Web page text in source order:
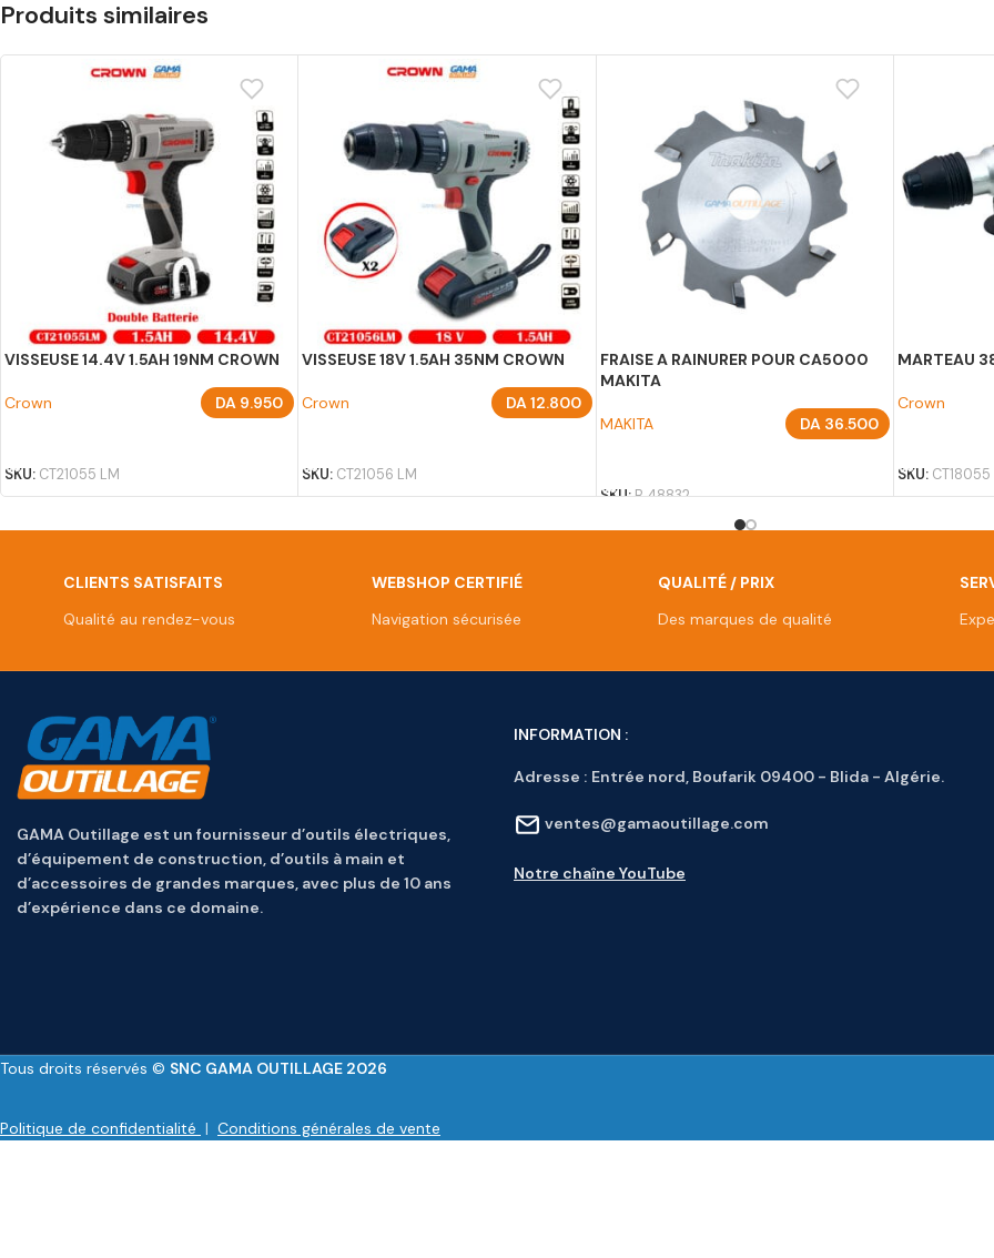
Produits similaires
VISSEUSE 14.4V 1.5AH 19NM CROWN
Crown DA 9.950
SKU: CT21055 LM
VISSEUSE 18V 1.5AH 35NM CROWN
Crown DA12.800
SKU: CT21056 LM
FRAISE A RAINURER POUR CA5000
MAKITA
MAKITA DA 36.500
SKU:B 48832
MARTEAU
Crown
SKU: CT18055
CLIENTS SATISFAITS
Qualité au rendez-vous
WEBSHOP CERTIFIÉ
Navigation sécurisée
QUALITÉ / PRIX
Des marques de qualité
GAMA Outillage est un fournisseur d’outils électriques,
d’équipement de construction, d’outils à main et
d’accessoires de grandes marques, avec plus de 10 ans
d’expérience dans ce domaine.
INFORMATION :
Adresse : Entrée nord, Boufarik 09400 - Blida - Algérie.
ventes@gamaoutillage.com
Notre chaîne YouTube
Tous droits réservés © SNC GAMA OUTILLAGE 2026
Politique de confidentialité | Conditions générales de vente